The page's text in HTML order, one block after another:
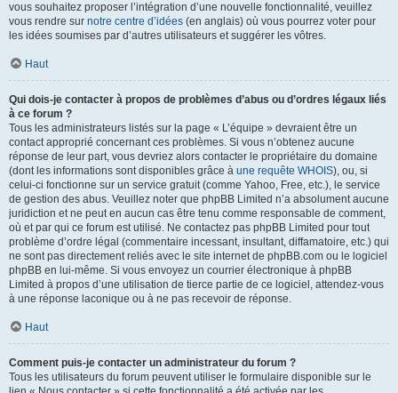
vous souhaitez proposer l’intégration d’une nouvelle fonctionnalité, veuillez
vous rendre sur notre centre d’idées (en anglais) où vous pourrez voter pour
les idées soumises par d’autres utilisateurs et suggérer les vôtres.
Haut
Qui dois-je contacter à propos de problèmes d’abus ou d’ordres légaux liés
à ce forum ?
Tous les administrateurs listés sur la page « L’équipe » devraient être un
contact approprié concernant ces problèmes. Si vous n’obtenez aucune
réponse de leur part, vous devriez alors contacter le propriétaire du domaine
(dont les informations sont disponibles grâce à une requête WHOIS), ou, si
celui-ci fonctionne sur un service gratuit (comme Yahoo, Free, etc.), le service
de gestion des abus. Veuillez noter que phpBB Limited n’a absolument aucune
juridiction et ne peut en aucun cas être tenu comme responsable de comment,
où et par qui ce forum est utilisé. Ne contactez pas phpBB Limited pour tout
problème d’ordre légal (commentaire incessant, insultant, diffamatoire, etc.) qui
ne sont pas directement reliés avec le site internet de phpBB.com ou le logiciel
phpBB en lui-même. Si vous envoyez un courrier électronique à phpBB
Limited à propos d’une utilisation de tierce partie de ce logiciel, attendez-vous
à une réponse laconique ou à ne pas recevoir de réponse.
Haut
Comment puis-je contacter un administrateur du forum ?
Tous les utilisateurs du forum peuvent utiliser le formulaire disponible sur le